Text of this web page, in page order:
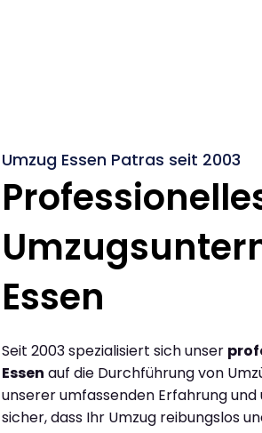
Umzug Essen Patras seit 2003
Essen
Seit 2003 spezialisiert sich unser
Essen auf die Durchführung von
unserer umfassenden Erfahrung
sicher, dass Ihr Umzug reibungslos